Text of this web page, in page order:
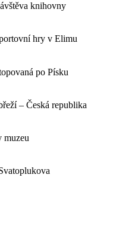
knihovny
hry v Elimu
po Písku
– Česká republika
muzeu